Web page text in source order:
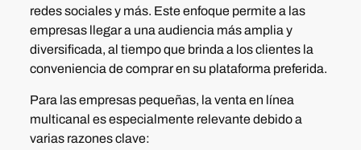
redes sociales y más. Este enfoque permite a las
empresas llegar a una audiencia más amplia y
diversificada, al tiempo que brinda a los clientes la
conveniencia de comprar en su plataforma preferida.
Para las empresas pequeñas, la venta en línea
multicanal es especialmente relevante debido a
varias razones clave: